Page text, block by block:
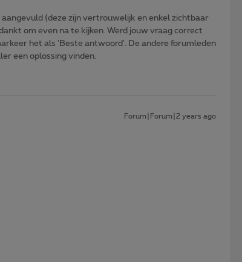
aangevuld (deze zijn vertrouwelijk en enkel zichtbaar
om even na te kijken. Werd jouw vraag correct
het als 'Beste antwoord'. De andere forumleden
een oplossing vinden.
Forum|Forum|2 years ago